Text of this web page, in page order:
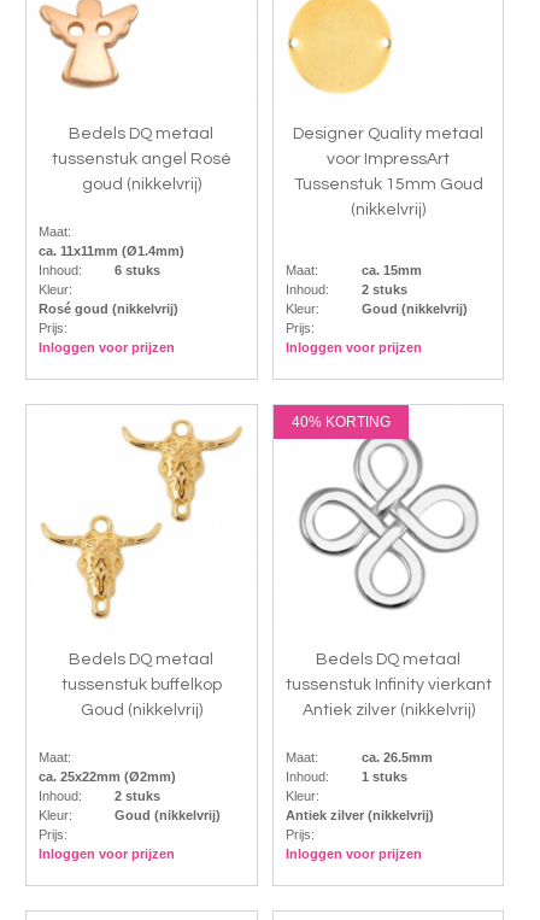
Bedels DQ metaal
tussenstuk angel Rosé
goud (nikkelvrij)
Maat:
ca. 11x11mm (Ø1.4mm)
Inhoud:
6 stuks
Kleur:
Rosé goud (nikkelvrij)
Prijs:
Inloggen voor prijzen
Designer Quality metaal
voor ImpressArt
Tussenstuk 15mm Goud
(nikkelvrij)
Maat:
ca. 15mm
Inhoud:
2 stuks
Kleur:
Goud (nikkelvrij)
Prijs:
Inloggen voor prijzen
Bedels DQ metaal
tussenstuk buffelkop
Goud (nikkelvrij)
Maat:
ca. 25x22mm (Ø2mm)
Inhoud:
2 stuks
Kleur:
Goud (nikkelvrij)
Prijs:
Inloggen voor prijzen
40% KORTING
Bedels DQ metaal
tussenstuk Infinity vierkant
Antiek zilver (nikkelvrij)
Maat:
ca. 26.5mm
Inhoud:
1 stuks
Kleur:
Antiek zilver (nikkelvrij)
Prijs:
Inloggen voor prijzen